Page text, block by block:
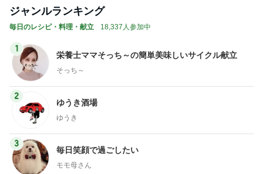
ジャンルランキング
毎日のレシピ・料理・献立 18,337人参加中
1
栄養士ママそっち～の簡単美味しいサイクル献立
そっち～
2
ゆうき酒場
ゆうき
3
毎日笑顔で過ごしたい
モモ母さん